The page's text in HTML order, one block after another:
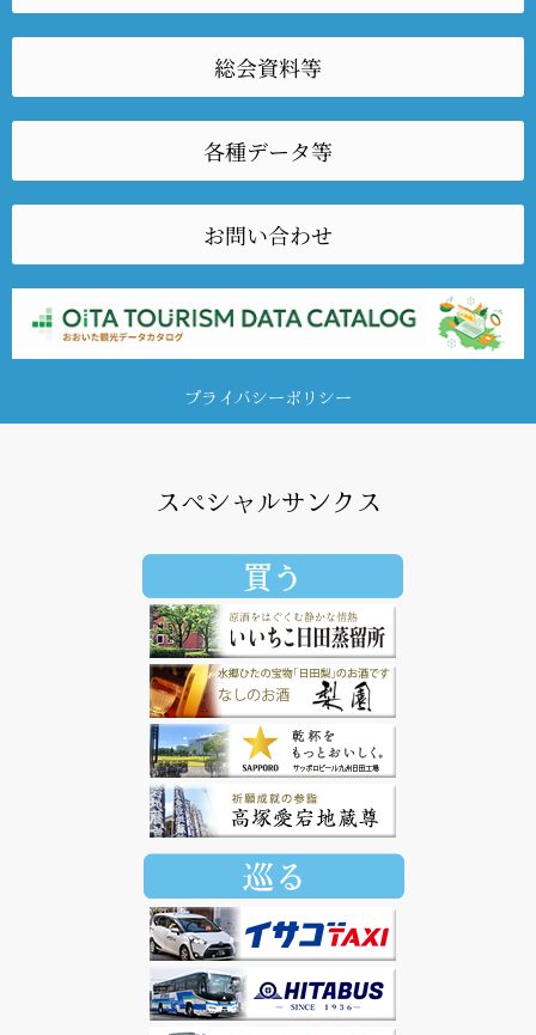
総会資料等
各種データ等
お問い合わせ
プライバシーポリシー
スペシャルサンクス